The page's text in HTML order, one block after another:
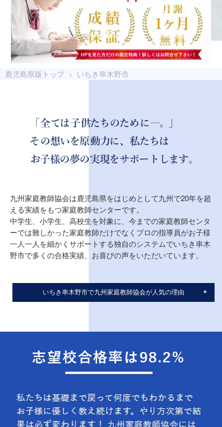
鹿児島県版トップ いちき串木野市
九州家庭教師協会は鹿児島県をはじめとして九州で20年を超
える実績をもつ家庭教師センターです。
中学生、小学生、高校生を対象に、今までの家庭教師センタ
ーでは難しかった家庭教師だけでなくプロの指導員がお子様
一人一人を細かくサポートする独自のシステムでいちき串木
野市で多くの合格実績、お喜びの声をいただいています。
いちき串木野市で九州家庭教師協会が人気の理由